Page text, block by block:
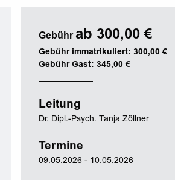
Gebühr ab 300,00 €
Gebühr immatrikuliert: 300,00 €
Gebühr Gast: 345,00 €
Leitung
Dr. Dipl.-Psych. Tanja Zöllner
Termine
09.05.2026 - 10.05.2026